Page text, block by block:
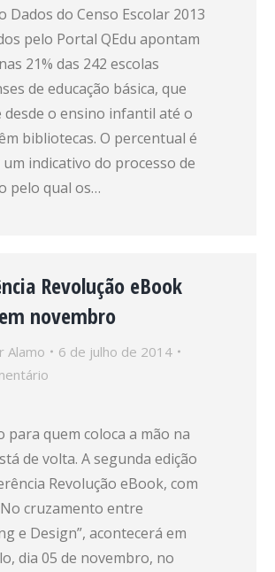
Dados do Censo Escolar 2013
pelo Portal QEdu apontam
21% das 242 escolas
de educação básica, que
desde o ensino infantil até o
bibliotecas. O percentual é
indicativo do processo de
pelo qual os…
Revolução eBook
novembro
Alamo
6 de julho de 2014
para quem coloca a mão na
de volta. A segunda edição
Revolução eBook, com
cruzamento entre
e Design”, acontecerá em
dia 05 de novembro, no